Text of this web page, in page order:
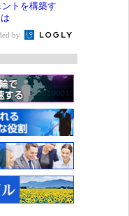
トを構築す
by